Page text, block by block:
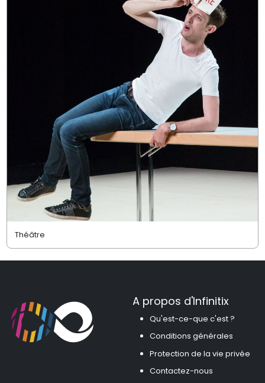
Théâtre
A propos d'Infinitix
Qu'est-ce-que c'est ?
Conditions générales
Protection de la vie privée
Contactez-nous